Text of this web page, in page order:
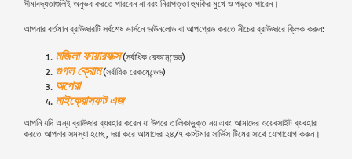
সীমাবদ্ধতাগুলিই অনুভব করতে পারবেন না বরং নিরাপত্তা হুমকির মুখে ও পড়তে পারেন।
আপনার বর্তমান ব্রাউজারটি সর্বশেষ ভার্সনে ডাউনলোড বা আপগ্রেড করতে নীচের ব্রাউজারে ক্লিক করুন:
মজিলা ফায়ারফক্স(সর্বাধিক রেকমেন্ডেড)
গুগল ক্রোম(সর্বাধিক রেকমেন্ডেড)
অপেরা
মাইক্রোসফট এজ
আপনি যদি অন্য ব্রাউজার ব্যবহার করেন যা উপরে তালিকাভুক্ত নয় এবং আমাদের ওয়েবসাইট ব্যবহার
করতে আপনার সমস্যা হচ্ছে, দয়া করে আমাদের ২৪/৭ কাস্টমার সার্ভিস টিমের সাথে যোগাযোগ করুন।